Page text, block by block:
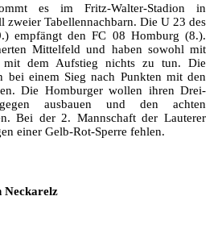
es im Fritz-Walter-Stadion in
zweier Tabellennachbarn. Die U 23 des
empfängt den FC 08 Homburg (8.).
Mittelfeld und haben sowohl mit
mit dem Aufstieg nichts zu tun. Die
bei einem Sieg nach Punkten mit den
Die Homburger wollen ihren Drei-
ausbauen und den achten
Bei der 2. Mannschaft der Lauterer
einer Gelb-Rot-Sperre fehlen.
Neckarelz